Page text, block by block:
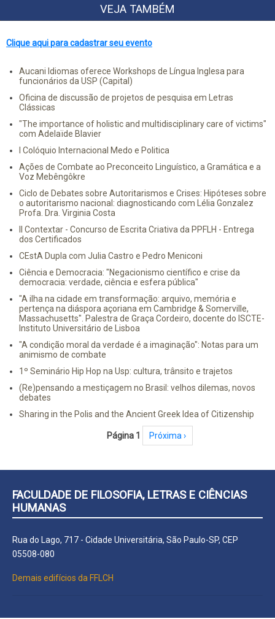
VEJA TAMBÉM
Clique aqui para cadastrar seu evento
Aucani Idiomas oferece Workshops de Língua Inglesa para
funcionários da USP (Capital)
Oficina de discussão de projetos de pesquisa em Letras
Clássicas
"The importance of holistic and multidisciplinary care of victims"
com Adelaïde Blavier
I Colóquio Internacional Medo e Politica
Ações de Combate ao Preconceito Linguístico, a Gramática e a
Voz Mebêngôkre
Ciclo de Debates sobre Autoritarismos e Crises: Hipóteses sobre
o autoritarismo nacional: diagnosticando com Lélia Gonzalez
Profa. Dra. Virginia Costa
II Contextar - Concurso de Escrita Criativa da PPFLH - Entrega
dos Certificados
CEstA Dupla com Julia Castro e Pedro Meniconi
Ciência e Democracia: "Negacionismo científico e crise da
democracia: verdade, ciência e esfera pública"
"A ilha na cidade em transformação: arquivo, memória e
pertença na diáspora açoriana em Cambridge & Somerville,
Massachusetts". Palestra de Graça Cordeiro, docente do ISCTE-
Instituto Universitário de Lisboa
"A condição moral da verdade é a imaginação": Notas para um
animismo de combate
1º Seminário Hip Hop na Usp: cultura, trânsito e trajetos
(Re)pensando a mestiçagem no Brasil: velhos dilemas, novos
debates
Sharing in the Polis and the Ancient Greek Idea of Citizenship
Página 1 Próxima página
Próxima ›
FACULDADE DE FILOSOFIA, LETRAS E CIÊNCIAS
HUMANAS
Rua do Lago, 717 - Cidade Universitária, São Paulo-SP, CEP
05508-080
Demais edifícios da FFLCH